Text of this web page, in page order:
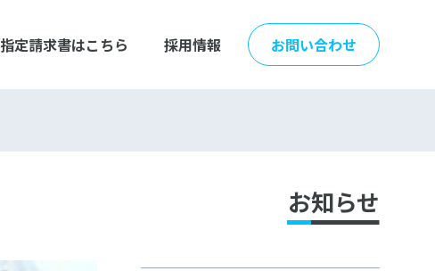
指定請求書はこちら 採用情報 お問い合わせ
お知らせ